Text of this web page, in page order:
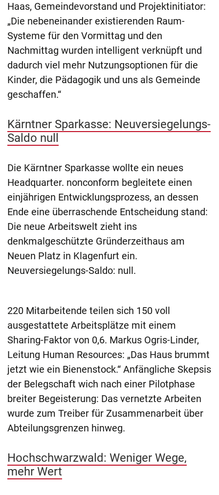
Haas, Gemeindevorstand und Projektinitiator:
„Die nebeneinander existierenden Raum-
Systeme für den Vormittag und den
Nachmittag wurden intelligent verknüpft und
dadurch viel mehr Nutzungsoptionen für die
Kinder, die Pädagogik und uns als Gemeinde
geschaffen.“
Kärntner Sparkasse: Neuversiegelungs-
Saldo null
Die Kärntner Sparkasse wollte ein neues
Headquarter. nonconform begleitete einen
einjährigen Entwicklungsprozess, an dessen
Ende eine überraschende Entscheidung stand:
Die neue Arbeitswelt zieht ins
denkmalgeschützte Gründerzeithaus am
Neuen Platz in Klagenfurt ein.
Neuversiegelungs-Saldo: null.
220 Mitarbeitende teilen sich 150 voll
ausgestattete Arbeitsplätze mit einem
Sharing-Faktor von 0,6. Markus Ogris-Linder,
Leitung Human Resources: „Das Haus brummt
jetzt wie ein Bienenstock.“ Anfängliche Skepsis
der Belegschaft wich nach einer Pilotphase
breiter Begeisterung: Das vernetzte Arbeiten
wurde zum Treiber für Zusammenarbeit über
Abteilungsgrenzen hinweg.
Hochschwarzwald: Weniger Wege,
mehr Wert